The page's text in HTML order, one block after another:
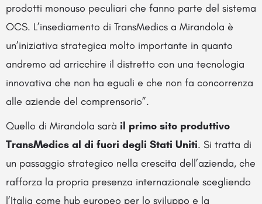
prodotti monouso peculiari che fanno parte del sistema
OCS. L’insediamento di TransMedics a Mirandola è
un’iniziativa strategica molto importante in quanto
andremo ad arricchire il distretto con una tecnologia
innovativa che non ha eguali e che non fa concorrenza
alle aziende del comprensorio”.
Quello di Mirandola sarà il primo sito produttivo
TransMedics al di fuori degli Stati Uniti. Si tratta di
un passaggio strategico nella crescita dell’azienda, che
rafforza la propria presenza internazionale scegliendo
l’Italia come hub europeo per lo sviluppo e la